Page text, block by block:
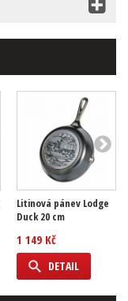
Litinová pánev Lodge
Duck 20 cm
1 149 Kč
DETAIL